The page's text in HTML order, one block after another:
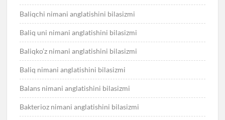
Baliqchi nimani anglatishini bilasizmi
Baliq uni nimani anglatishini bilasizmi
Baliqko’z nimani anglatishini bilasizmi
Baliq nimani anglatishini bilasizmi
Balans nimani anglatishini bilasizmi
Bakterioz nimani anglatishini bilasizmi